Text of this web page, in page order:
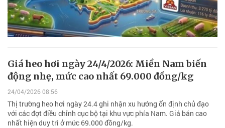
Giá heo hơi ngày 24/4/2026: Miền Nam biến
động nhẹ, mức cao nhất 69.000 đồng/kg
24/04/2026 08:56
Thị trường heo hơi ngày 24.4 ghi nhận xu hướng ổn định chủ đạo
với các đợt điều chỉnh cục bộ tại khu vực phía Nam. Giá bán cao
nhất hiện duy trì ở mức 69.000 đồng/kg.